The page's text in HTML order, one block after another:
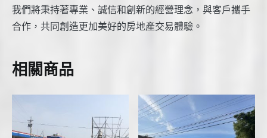
我們將秉持著專業、誠信和創新的經營理念，與客戶攜手
合作，共同創造更加美好的房地產交易體驗。
相關商品